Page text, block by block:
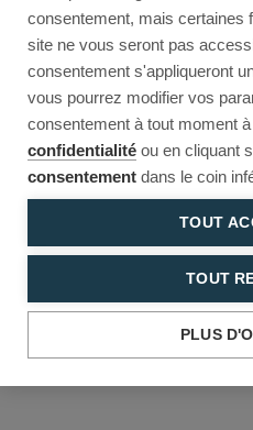
consentement, mais certaines
site ne vous seront pas
consentement s'appliqueront
vous pourrez modifier vos
consentement à tout moment
confidentialité ou en cliquant
consentement dans le coin
TOUT
TOUT
PLUS